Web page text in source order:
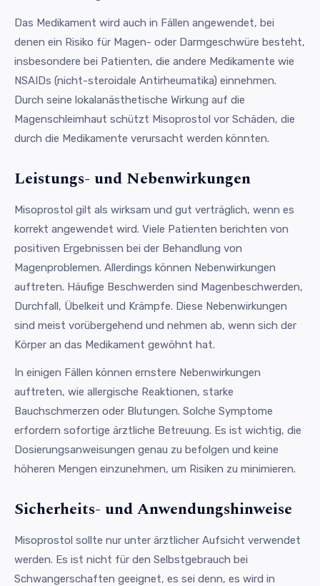
Das Medikament wird auch in Fällen angewendet, bei
denen ein Risiko für Magen- oder Darmgeschwüre besteht,
insbesondere bei Patienten, die andere Medikamente wie
NSAIDs (nicht-steroidale Antirheumatika) einnehmen.
Durch seine lokalanästhetische Wirkung auf die
Magenschleimhaut schützt Misoprostol vor Schäden, die
durch die Medikamente verursacht werden könnten.
Leistungs- und Nebenwirkungen
Misoprostol gilt als wirksam und gut verträglich, wenn es
korrekt angewendet wird. Viele Patienten berichten von
positiven Ergebnissen bei der Behandlung von
Magenproblemen. Allerdings können Nebenwirkungen
auftreten. Häufige Beschwerden sind Magenbeschwerden,
Durchfall, Übelkeit und Krämpfe. Diese Nebenwirkungen
sind meist vorübergehend und nehmen ab, wenn sich der
Körper an das Medikament gewöhnt hat.
In einigen Fällen können ernstere Nebenwirkungen
auftreten, wie allergische Reaktionen, starke
Bauchschmerzen oder Blutungen. Solche Symptome
erfordern sofortige ärztliche Betreuung. Es ist wichtig, die
Dosierungsanweisungen genau zu befolgen und keine
höheren Mengen einzunehmen, um Risiken zu minimieren.
Sicherheits- und Anwendungshinweise
Misoprostol sollte nur unter ärztlicher Aufsicht verwendet
werden. Es ist nicht für den Selbstgebrauch bei
Schwangerschaften geeignet, es sei denn, es wird in